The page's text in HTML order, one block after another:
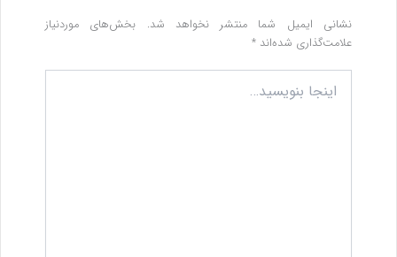
نشانی ایمیل شما منتشر نخواهد شد.
بخش‌های موردنیاز
علامت‌گذاری شده‌اند *
بنویسید…